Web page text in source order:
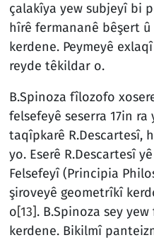
çalakîya yew subjeyî bi
hîrê fermananê bêşert
kerdene. Peymeyê
reyde têkildar o.
B.Spinoza fîlozofo
felsefeyê seserra 17in ra
taqîpkarê R.Descartesî,
yo. Eserê R.Descartesî
Felsefeyî (Principia
şiroveyê geometrîkî
o[13]. B.Spinoza sey
kerdene. Bikilmî